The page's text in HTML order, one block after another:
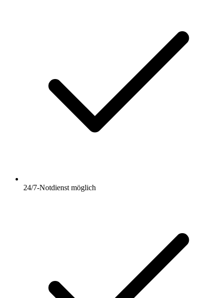
24/7-Notdienst möglich